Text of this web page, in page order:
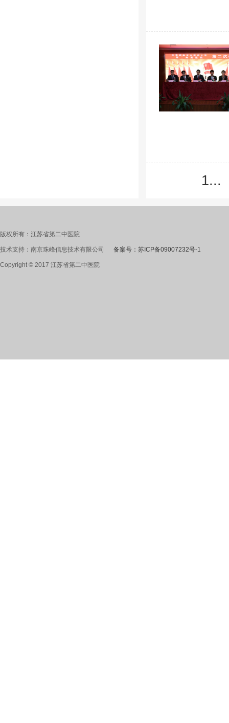
1...
版权所有：江苏省第二中医院
技术支持：南京珠峰信息技术有限公司 备案号：苏ICP备09007232号-1
Copyright © 2017 江苏省第二中医院